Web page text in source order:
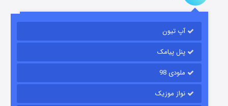
آپ تیون
پنل پیامک
ملودی 98
نواز موزیک